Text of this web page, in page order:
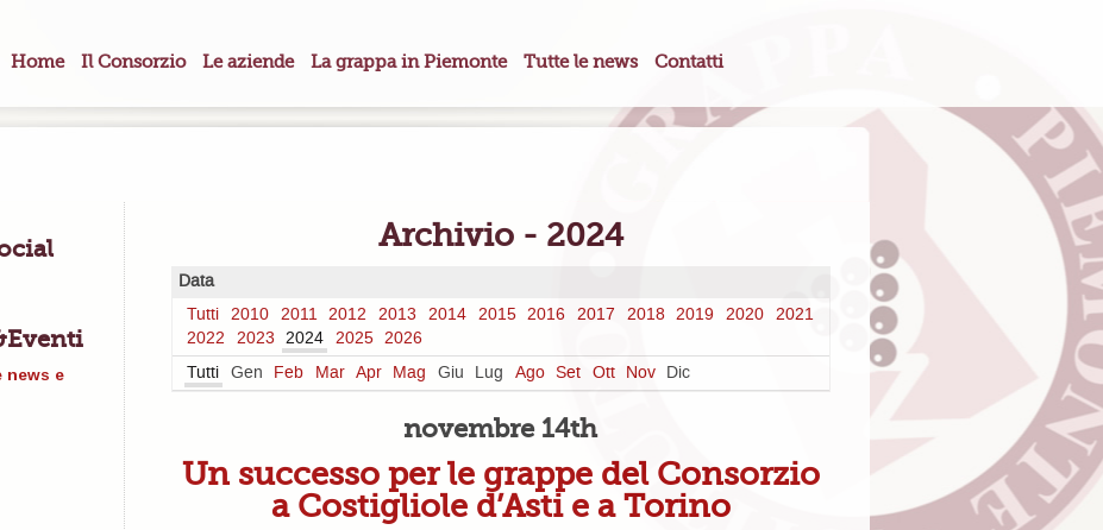
Home Il Consorzio Le aziende La grappa in Piemonte Tutte le news Contatti
news e
Archivio - 2024
Data
Tutti
2010 2011 2012 2013 2014 2015 2016 2017 2018 2019 2020
2021
2022
2023 2024 2025 2026
Tutti
Gen Feb Mar Apr Mag Giu Lug Ago Set Ott Nov Dic
novembre 14th
Un successo per le grappe del Consorzio
a Costigliole d’Asti e a Torino